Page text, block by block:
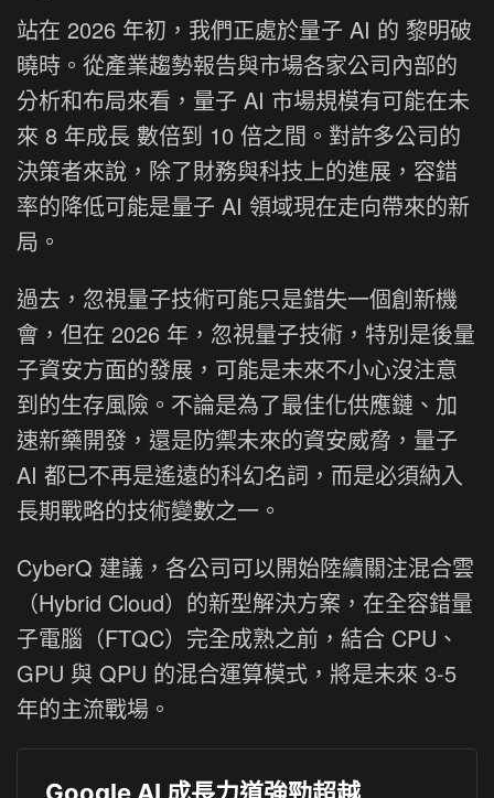
站在 2026 年初，我們正處於量子 AI 的 黎明破
曉時。從產業趨勢報告與市場各家公司內部的
分析和布局來看，量子 AI 市場規模有可能在未
來 8 年成長 數倍到 10 倍之間。對許多公司的
決策者來說，除了財務與科技上的進展，容錯
率的降低可能是量子 AI 領域現在走向帶來的新
局。
過去，忽視量子技術可能只是錯失一個創新機
會，但在 2026 年，忽視量子技術，特別是後量
子資安方面的發展，可能是未來不小心沒注意
到的生存風險。不論是為了最佳化供應鏈、加
速新藥開發，還是防禦未來的資安威脅，量子
AI 都已不再是遙遠的科幻名詞，而是必須納入
長期戰略的技術變數之一。
CyberQ 建議，各公司可以開始陸續關注混合雲
（Hybrid Cloud）的新型解決方案，在全容錯量
子電腦（FTQC）完全成熟之前，結合 CPU、
GPU 與 QPU 的混合運算模式，將是未來 3-5
年的主流戰場。